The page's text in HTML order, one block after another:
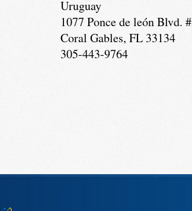
Uruguay
1077 Ponce de león Blvd.
Coral Gables, FL 33134
305-443-9764